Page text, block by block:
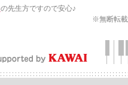
の先生方ですので安心♪
※無断転